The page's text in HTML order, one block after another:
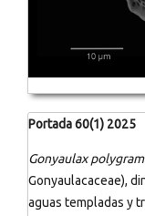
Portada 60(1) 2025
Gonyaulax
Gonyaulacaceae),
aguas templadas y